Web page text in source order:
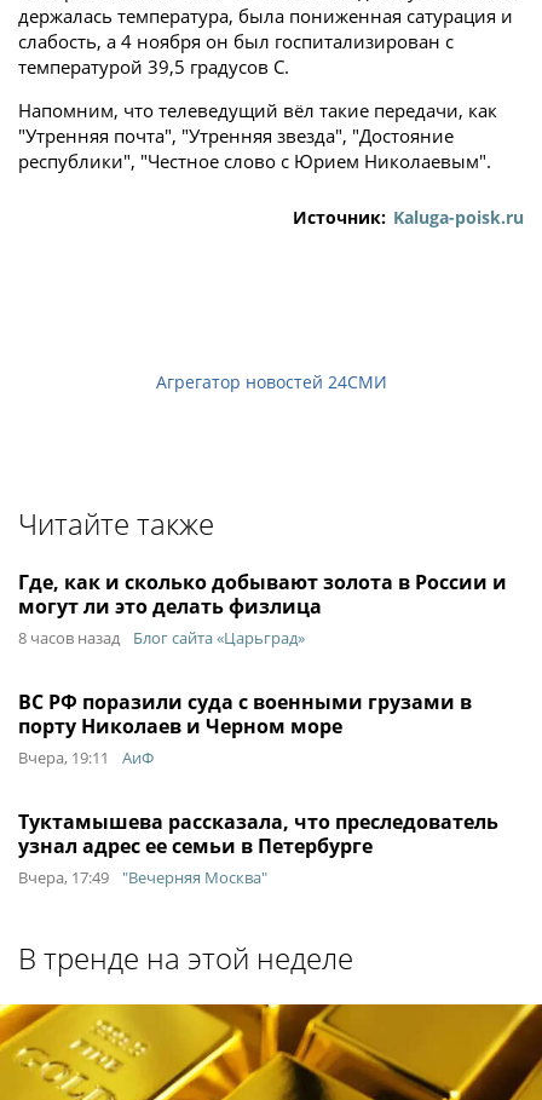
держалась температура, была пониженная сатурация и
слабость, а 4 ноября он был госпитализирован с
температурой 39,5 градусов C.
Напомним, что телеведущий вёл такие передачи, как
"Утренняя почта", "Утренняя звезда", "Достояние
республики", "Честное слово с Юрием Николаевым".
Источник: Kaluga-poisk.ru
Агрегатор новостей 24СМИ
Читайте также
Где, как и сколько добывают золота в России и
могут ли это делать физлица
8 часов назад Блог сайта «Царьград»
ВС РФ поразили суда с военными грузами в
порту Николаев и Черном море
Вчера, 19:11 АиФ
Туктамышева рассказала, что преследователь
узнал адрес ее семьи в Петербурге
Вчера, 17:49 "Вечерняя Москва"
В тренде на этой неделе